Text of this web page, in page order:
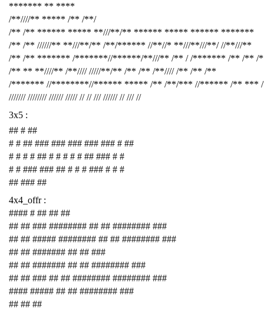
******* ** ****
/**////** ***** /** /**/
/** /** ****** ***** **///**/** ****** ***** ****** *******
/** /** //////** **///**/** /**/****** //**//* **///**///**/ //**///**
/** /** ******* /*******//******/**///** /** / /******* /** /** /
/** ** **////** /**//// /////**/** /** /** /**//// /** /** /**
/******* //********//****** ***** /** /**/*** //****** /** ***
/////// //////// ////// ///// // // /// ////// // /// //
3x5 :
## # ##
# # ## ### ### ### ### ### # ##
# # # # ## # # # # # ## ### # #
# # ### ### ## # # # ### # # #
## ### ##
4x4_offr :
#### # ## ## ##
## ## ### ######## ## ## ######## ###
## ## ##### ######## ## ## ######## ###
## ## ####### ## ## ###
## ## ####### ## ## ######## ###
## ## ### ## ## ######## ######## ###
#### ##### ## ## ######## ###
## ## ##